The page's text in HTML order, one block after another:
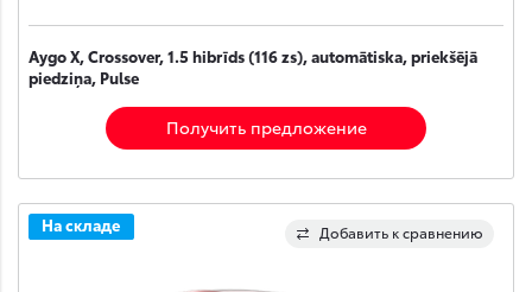
Aygo X, Crossover, 1.5 hibrīds (116 zs), automātiska, priekšējā
piedziņa, Pulse
Получить предложение
Добавить к сравнению
На складе